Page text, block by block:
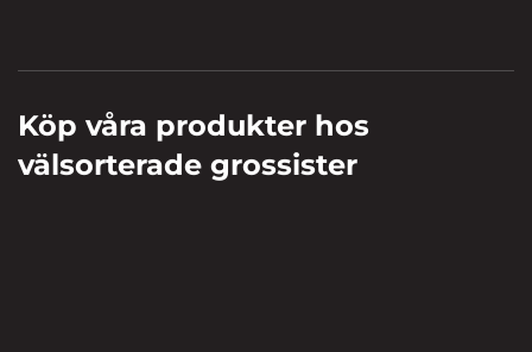
Köp våra produkter hos
välsorterade grossister